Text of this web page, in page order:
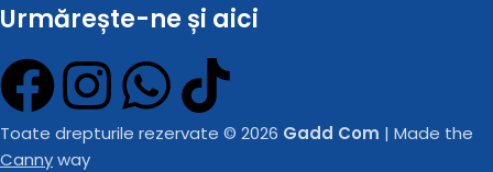
Urmărește-ne și aici
Toate drepturile rezervate © 2026 Gadd Com | Made the
Cannyway